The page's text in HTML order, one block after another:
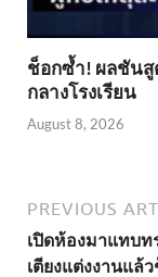
ช็อกซ้ำ! ผลชันสู
กลางโรงเรียน
August 8, 2026
PREVIOUS
เปิดห้องมาแทบท
เตียงแต่งงานแล้